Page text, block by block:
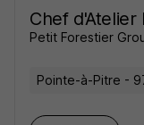
Chef d'Atelier
Petit Forestier
Pointe-à-Pitre -